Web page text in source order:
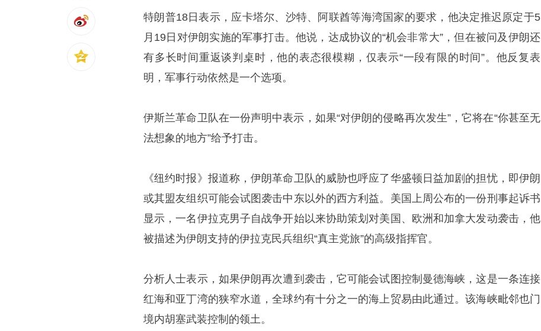
特朗普18日表示，应卡塔尔、沙特、阿联酋等海湾国家的要求，他决定推迟原定于5
月19日对伊朗实施的军事打击。他说，达成协议的“机会非常大”，但在被问及伊朗还
有多长时间重返谈判桌时，他的表态很模糊，仅表示“一段有限的时间”。他反复表
明，军事行动依然是一个选项。
伊斯兰革命卫队在一份声明中表示，如果“对伊朗的侵略再次发生”，它将在“你甚至无
法想象的地方”给予打击。
《纽约时报》报道称，伊朗革命卫队的威胁也呼应了华盛顿日益加剧的担忧，即伊朗
或其盟友组织可能会试图袭击中东以外的西方利益。美国上周公布的一份刑事起诉书
显示，一名伊拉克男子自战争开始以来协助策划对美国、欧洲和加拿大发动袭击，他
被描述为伊朗支持的伊拉克民兵组织“真主党旅”的高级指挥官。
分析人士表示，如果伊朗再次遭到袭击，它可能会试图控制曼德海峡，这是一条连接
红海和亚丁湾的狭窄水道，全球约有十分之一的海上贸易由此通过。该海峡毗邻也门
境内胡塞武装控制的领土。